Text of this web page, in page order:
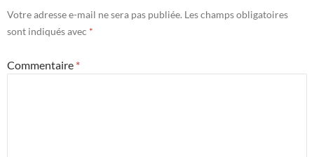
Votre adresse e-mail ne sera pas publiée. Les champs obligatoires
sont indiqués avec *
Commentaire *